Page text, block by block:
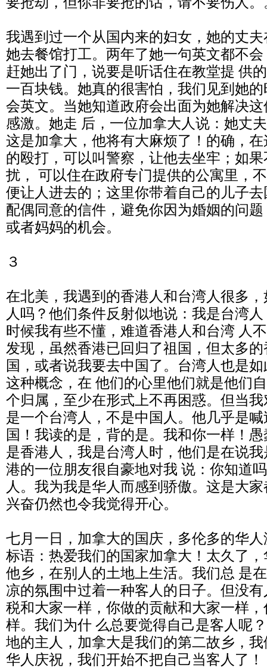
我遇到过一个从国内来的妇女，她的丈
她去餐馆打工。两年了她一句英文都不
赶她出了门，说要是听话住在教堂提 供
一百块钱。她真的很害怕，我们见到她
会英文。当她知道政府会出面为她解决
感激。她走 后，一位加拿大人说：她丈
这是加拿大，他将有大麻烦了！的确，
的殴打，可以叫警察，让他去坐牢；如
扰， 可以住在政府专门提供的公寓里，
便让人进去的；这里你带着自己的儿子
配偶同意的信件，避免你因为婚姻的问
或者妈妈的机会。
３
在北美，我遇到的香港人和台湾人很多
人吗？他们条件反射似地说：我是台湾
时候我有些不懂，难道香港人和台湾 人
发现，虽然香港已回归了祖国，但太多
国，或者说我要去中国了。台湾人也是
这种概念，在 他们的心里他们就是他们
个归属，至少在形式上不再困惑。但当
是一个台湾人，不是中国人。他几乎是
国！我读的是，背的是。我和你一样！
是香港人，我是台湾人时，他们是在说
港的一位朋友很自豪地对我 说：你知道
人。我为我是华人而感到骄傲。这是大
兴奋仍然也令我觉得开心。
七月一日，加拿大的国庆，多伦多的华
标语：热爱我们的国家加拿大！太久了
他乡，在别人的土地上生活。我们总 是
凉的氛围中过着一种客人的日子。但没
税和大家一样，你做的贡献和大家一样
样。我们为什 么总要觉得自己是客人呢
地的主人，加拿大是我们的第二故乡，
华人庆祝，我们开始不把自己当客人了！